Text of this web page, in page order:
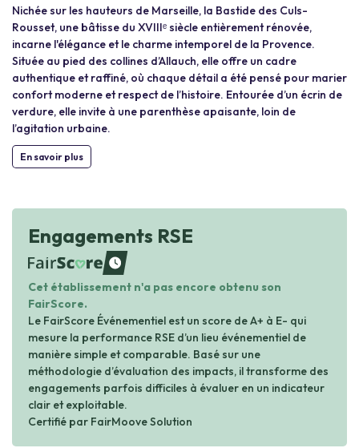
Nichée sur les hauteurs de Marseille, la Bastide des Culs-
Rousset, une bâtisse du XVIIIᵉ siècle entièrement rénovée,
incarne l'élégance et le charme intemporel de la Provence.
Située au pied des collines d’Allauch, elle offre un cadre
authentique et raffiné, où chaque détail a été pensé pour marier
confort moderne et respect de l’histoire. Entourée d’un écrin de
verdure, elle invite à une parenthèse apaisante, loin de
l’agitation urbaine.
En savoir plus
Engagements RSE
waiting
Cet établissement n'a pas encore obtenu son
FairScore.
Le FairScore Événementiel est un score de A+ à E- qui
mesure la performance RSE d’un lieu événementiel de
manière simple et comparable. Basé sur une
méthodologie d’évaluation des impacts, il transforme des
engagements parfois difficiles à évaluer en un indicateur
clair et exploitable.
Certifié par FairMoove Solution